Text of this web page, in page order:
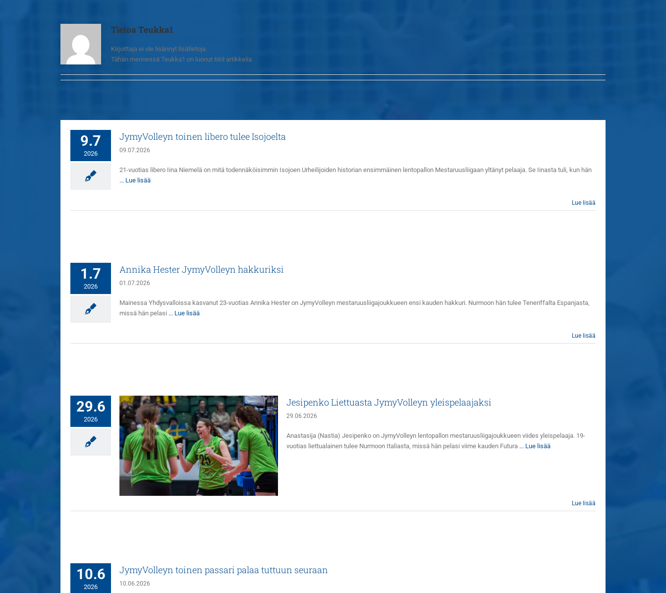
Tietoa Teukka1
Kirjoittaja ei ole lisännyt lisätietoja.
Tähän mennessä Teukka1 on luonut 669 artikkelia.
9.7
2026
JymyVolleyn toinen libero tulee Isojoelta
09.07.2026
21-vuotias libero Iina Niemelä on mitä todennäköisimmin Isojoen Urheilijoiden historian ensimmäinen lentopallon Mestaruusliigaan yltänyt pelaaja. Se Iinasta tuli, kun hän
... Lue lisää
Lue lisää
1.7
2026
Annika Hester JymyVolleyn hakkuriksi
01.07.2026
Mainessa Yhdysvalloissa kasvanut 23-vuotias Annika Hester on JymyVolleyn mestaruusliigajoukkueen ensi kauden hakkuri. Nurmoon hän tulee Teneriffalta Espanjasta,
missä hän pelasi ... Lue lisää
Lue lisää
29.6
2026
Liettuasta JymyVolleyn
Jesipenko Liettuasta JymyVolleyn yleispelaajaksi
29.06.2026
Anastasija (Nastia) Jesipenko on JymyVolleyn lentopallon mestaruusliigajoukkueen viides yleispelaaja. 19-
vuotias liettualainen tulee Nurmoon Italiasta, missä hän pelasi viime kauden Futura ... Lue lisää
Lue lisää
10.6
2026
JymyVolleyn toinen passari palaa tuttuun seuraan
10.06.2026